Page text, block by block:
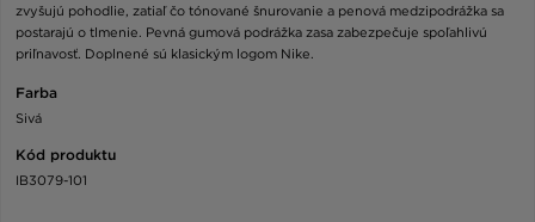
zvyšujú pohodlie, zatiaľ čo tónované šnurovanie a penová medzipodrážka sa
postarajú o tlmenie. Pevná gumová podrážka zasa zabezpečuje spoľahlivú
priľnavosť. Doplnené sú klasickým logom Nike.
Farba
Sivá
Kód produktu
IB3079-101